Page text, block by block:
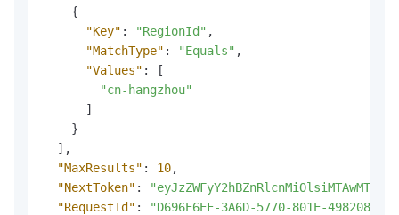
{
"Key" : "RegionId" ,
"MatchType" : "Equals" ,
"Values" :
[
"cn-hangzhou"
]
}
] ,
"MaxResults" : 10,
"NextToken" :
"RequestId" :
"D696E6EF-3A6D-5770-801E-